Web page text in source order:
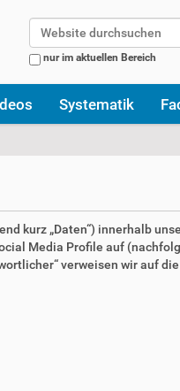
nur im aktuellen Bereich
Systematik
kurz „Daten“) innerhalb
Media Profile auf
verweisen wir auf